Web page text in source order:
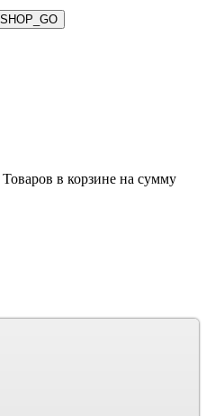
Товаров в корзине на сумму